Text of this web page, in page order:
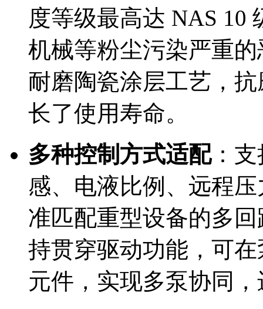
度等级最高达 NAS 10
机械等粉尘污染严重
耐磨陶瓷涂层工艺，
长了使用寿命。
多种控制方式适配：支
感、电液比例、远程
准匹配重型设备的多
持贯穿驱动功能，可
元件，实现多泵协同